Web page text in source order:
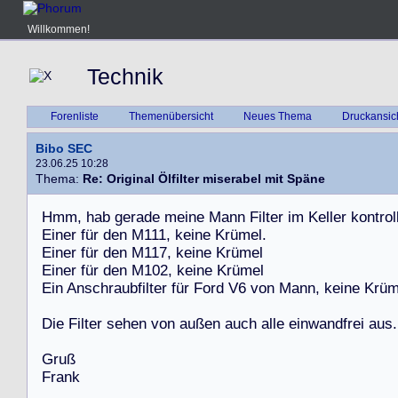
Willkommen!
Technik
Forenliste Themenübersicht Neues Thema
Bibo SEC
23.06.25 10:28
Thema: Re: Original Ölfilter miserabel mit Späne
Hmm, hab gerade meine Mann Filter im Keller kontroll
Einer für den M111, keine Krümel.
Einer für den M117, keine Krümel
Einer für den M102, keine Krümel
Ein Anschraubfilter für Ford V6 von Mann, keine Krüm
Die Filter sehen von außen auch alle einwandfrei aus.
Gruß
Frank